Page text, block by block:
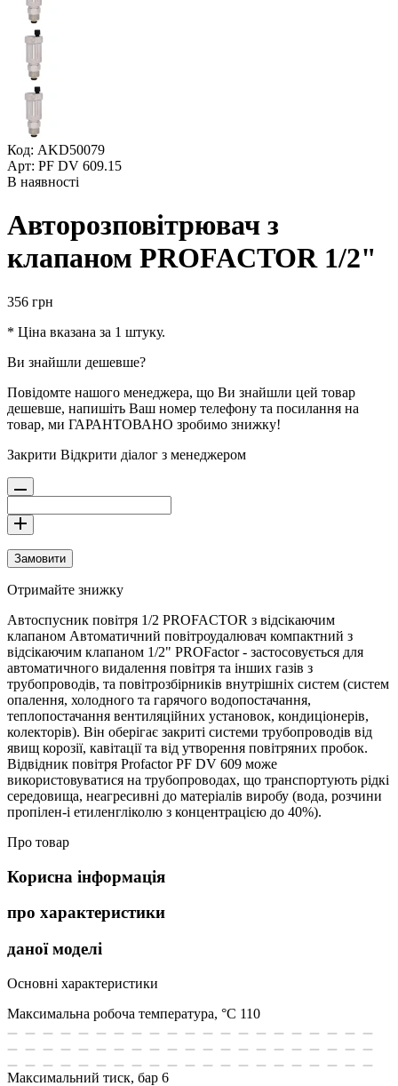
Код: AKD50079
Арт: PF DV 609.15
В наявності
Авторозповітрювач з
клапаном PROFACTOR 1/2"
356 грн
* Ціна вказана за 1 штуку.
Ви знайшли дешевше?
Повідомте нашого менеджера, що Ви знайшли цей товар
дешевше, напишіть Ваш номер телефону та посилання на
товар, ми ГАРАНТОВАНО зробимо знижку!
Закрити Відкрити діалог з менеджером
Замовити
Отримайте знижку
Автоспусник повітря 1/2 PROFACTOR з відсікаючим
клапаном Автоматичний повітроудалювач компактний з
відсікаючим клапаном 1/2" PROFactor - застосовується для
автоматичного видалення повітря та інших газів з
трубопроводів, та повітрозбірників внутрішніх систем (систем
опалення, холодного та гарячого водопостачання,
теплопостачання вентиляційних установок, кондиціонерів,
колекторів). Він оберігає закриті системи трубопроводів від
явищ корозії, кавітації та від утворення повітряних пробок.
Відвідник повітря Profactor PF DV 609 може
використовуватися на трубопроводах, що транспортують рідкі
середовища, неагресивні до матеріалів виробу (вода, розчини
пропілен-і етиленгліколю з концентрацією до 40%).
Про товар
Корисна інформація
про характеристики
даної моделі
Основні характеристики
Максимальна робоча температура, °С 110
Максимальний тиск, бар 6